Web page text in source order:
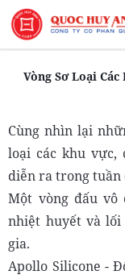
Giới Thiệu
Phát Triển Bền
Truyền Thông Phát
Vòng Sơ Loại
Cùng nhìn lại
loại các khu vực,
diễn ra trong tuần
Một vòng đấu
nhiệt huyết và
gia.
Apollo Silicone -